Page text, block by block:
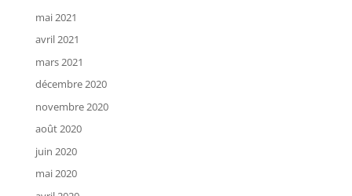
mai 2021
avril 2021
mars 2021
décembre 2020
novembre 2020
août 2020
juin 2020
mai 2020